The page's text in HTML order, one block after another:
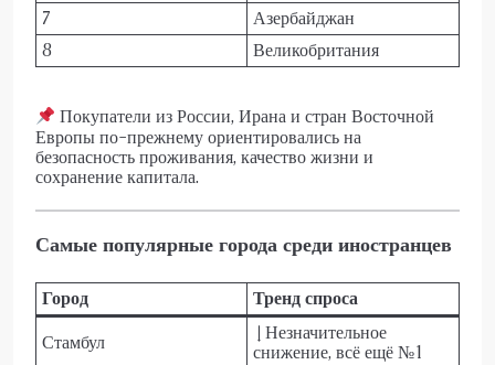
7
Азербайджан
8
Великобритания
Покупатели из России, Ирана и стран Восточной
Европы по-прежнему ориентировались на
безопасность проживания, качество жизни и
сохранение капитала.
Самые популярные города среди иностранцев
Город
Тренд спроса
Стамбул
↓ Незначительное
снижение, всё ещё №1